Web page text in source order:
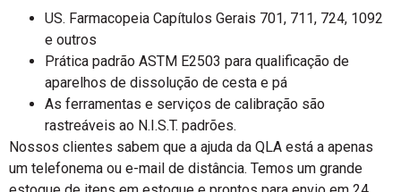
US. Farmacopeia Capítulos Gerais 701, 711, 724, 1092
e outros
Prática padrão ASTM E2503 para qualificação de
aparelhos de dissolução de cesta e pá
As ferramentas e serviços de calibração são
rastreáveis ao N.I.S.T. padrões.
Nossos clientes sabem que a ajuda da QLA está a apenas
um telefonema ou e-mail de distância. Temos um grande